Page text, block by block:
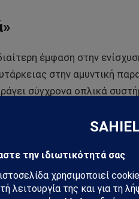
έμφαση στην
στην αμυντική
σύγχρονα οπλικά
25% της παραγωγής που
Ο
στο Διεθνές Δίκαιο και
να ισορροπήσει ανάμεσα